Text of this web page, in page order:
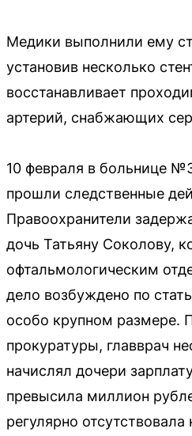
Медики выполнили ему
установив несколько
восстанавливает
артерий, снабжающих
10 февраля в больнице
прошли следственные
Правоохранители
дочь Татьяну Соколову,
офтальмологическим
дело возбуждено по
особо крупном размере.
прокуратуры, главврач
начислял дочери
превысила миллион
регулярно